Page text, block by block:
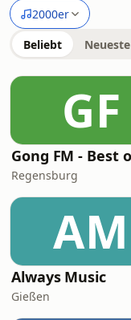
2000er
Beliebt Neueste
GF
Regensburg
AM
Always Music
Gießen